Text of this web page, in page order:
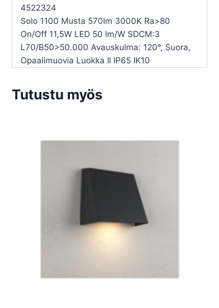
4522324
Solo 1100 Musta 570lm 3000K Ra>80
On/Off 11,5W LED 50 lm/W SDCM:3
L70/B50>50.000 Avauskulma: 120°, Suora,
Opaalimuovia Luokka II IP65 IK10
Tutustu myös